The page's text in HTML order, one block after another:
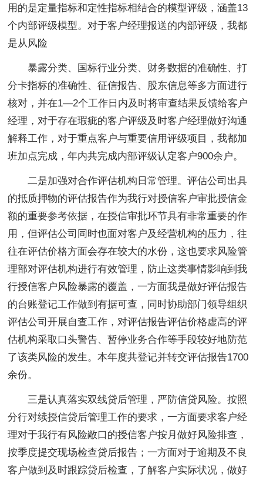
用的是定量指标和定性指标相结合的模型评级，涵盖13
个内部评级模型。对于客户经理报送的内部评级，我都
是从风险
暴露分类、国标行业分类、财务数据的准确性、打
分卡指标的准确性、征信报告、股东信息等多方面进行
核对，并在1—2个工作日内及时将审查结果反馈给客户
经理，对于存在瑕疵的客户评级及时客户经理做好沟通
解释工作，对于重点客户与重要信用评级项目，我都加
班加点完成，年内共完成内部评级认定客户900余户。
二是加强对合作评估机构日常管理。评估公司出具
的抵质押物的评估报告作为我行对授信客户审批授信金
额的重要参考依据，在授信审批环节具有非常重要的作
用，但评估公司同时也面对客户及经营机构的压力，往
往在评估价格方面会存在较大的水份，这也要求风险管
理部对评估机构进行有效管理，防止这类事情影响到我
行授信客户风险暴露的覆盖，一方面我是做好评估报告
的台账登记工作做到有据可查，同时协助部门领导组织
评估公司开展自查工作，对评估报告评估价格虚高的评
估机构采取口头警告、暂停业务合作等手段较好地防范
了该类风险的发生。本年度共登记并转交评估报告1700
余份。
三是认真落实双线贷后管理，严防信贷风险。按照
分行对续授信贷后管理工作的要求，一方面要求客户经
理对于我行有风险敞口的授信客户按月做好风险排查，
按季度提交现场检查贷后报告；一方面对于逾期及不良
客户做到及时跟踪贷后检查，了解客户实际状况，做好